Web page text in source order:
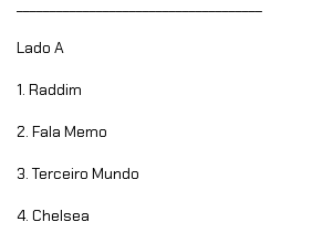
Lado A
1. Raddim
2. Fala Memo
3. Terceiro Mundo
4. Chelsea